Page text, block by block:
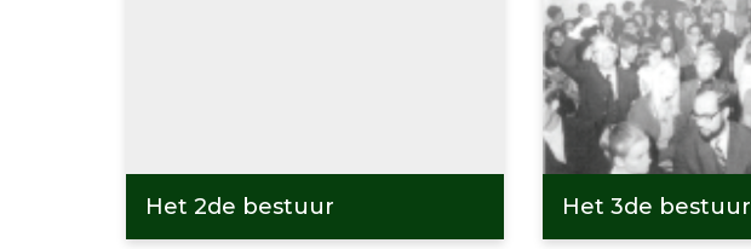
Het 2de bestuur Het 3de bestuur